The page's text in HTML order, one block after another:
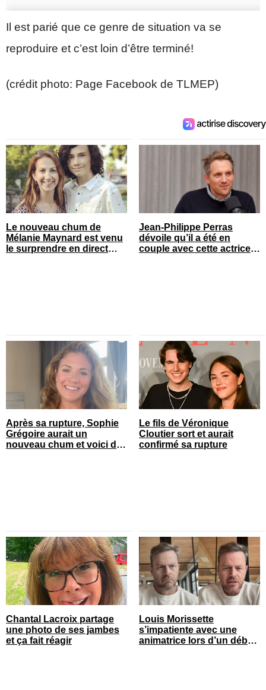
Il est parié que ce genre de situation va se
reproduire et c’est loin d’être terminé!
(crédit photo: Page Facebook de TLMEP)
Le nouveau chum de
Mélanie Maynard est venu
le surprendre en direct
Jean-Philippe Perras
dévoile qu’il a été en
couple avec cette actrice
Après sa rupture, Sophie
Grégoire aurait un
nouveau chum et voici de
Le fils de Véronique
Cloutier sort et aurait
confirmé sa rupture
Chantal Lacroix partage
une photo de ses jambes
et ça fait réagir
Louis Morissette
s’impatiente avec une
animatrice lors d’un débat